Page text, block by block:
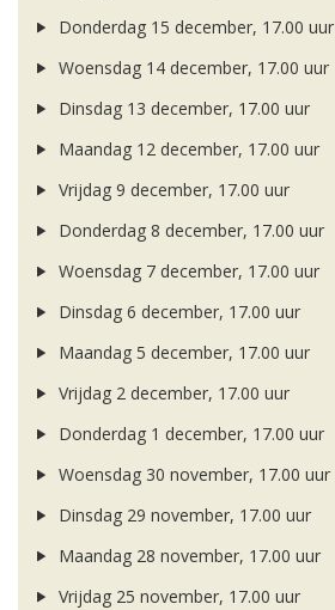
Donderdag 15 december, 17.00 uur
Woensdag 14 december, 17.00 uur
Dinsdag 13 december, 17.00 uur
Maandag 12 december, 17.00 uur
Vrijdag 9 december, 17.00 uur
Donderdag 8 december, 17.00 uur
Woensdag 7 december, 17.00 uur
Dinsdag 6 december, 17.00 uur
Maandag 5 december, 17.00 uur
Vrijdag 2 december, 17.00 uur
Donderdag 1 december, 17.00 uur
Woensdag 30 november, 17.00 uur
Dinsdag 29 november, 17.00 uur
Maandag 28 november, 17.00 uur
Vrijdag 25 november, 17.00 uur